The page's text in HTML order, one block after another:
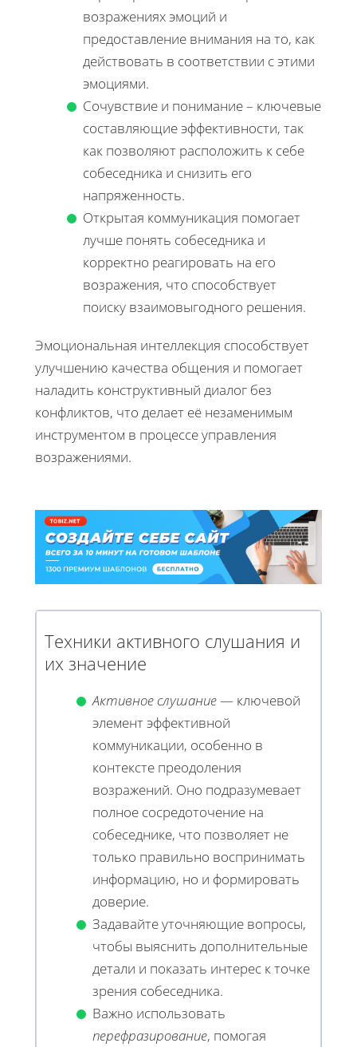
возражениях эмоций и
предоставление внимания на то, как
действовать в соответствии с этими
эмоциями.
Сочувствие и понимание – ключевые
составляющие эффективности, так
как позволяют расположить к себе
собеседника и снизить его
напряженность.
Открытая коммуникация помогает
лучше понять собеседника и
корректно реагировать на его
возражения, что способствует
поиску взаимовыгодного решения.
Эмоциональная интеллекция способствует
улучшению качества общения и помогает
наладить конструктивный диалог без
конфликтов, что делает её незаменимым
инструментом в процессе управления
возражениями.
Техники активного слушания и
их значение
Активное слушание— ключевой
элемент эффективной
коммуникации, особенно в
контексте преодоления
возражений. Оно подразумевает
полное сосредоточение на
собеседнике, что позволяет не
только правильно воспринимать
информацию, но и формировать
доверие.
Задавайте уточняющие вопросы,
чтобы выяснить дополнительные
детали и показать интерес к точке
зрения собеседника.
Важно использовать
перефразирование, помогая